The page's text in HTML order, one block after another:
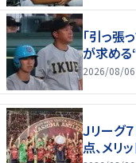
「引っ張
が求める
2026/08/
Ｊリー
点、メリ